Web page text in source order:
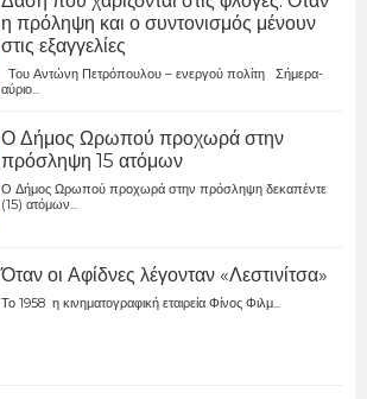
η πρόληψη και ο συντονισμός μένουν
στις εξαγγελίες
Του Αντώνη Πετρόπουλου – ενεργού πολίτη Σήμερα-
αύριο...
Ο Δήμος Ωρωπού προχωρά στην
πρόσληψη 15 ατόμων
Ο Δήμος Ωρωπού προχωρά στην πρόσληψη δεκαπέντε
(15) ατόμων...
Όταν οι Αφίδνες λέγονταν «Λεστινίτσα»
Το 1958 η κινηματογραφική εταιρεία Φίνος Φιλμ...